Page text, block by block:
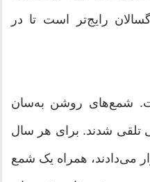
رایج‌تر است تا در
شمع‌های روشن به‌سان
تلقی شدند. برای هر سال
می‌دادند، همراه یک شمع